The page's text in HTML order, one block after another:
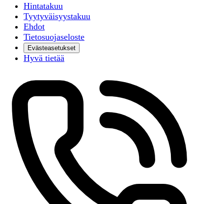
Hintatakuu
Tyytyväisyystakuu
Ehdot
Tietosuojaseloste
Evästeasetukset
Hyvä tietää